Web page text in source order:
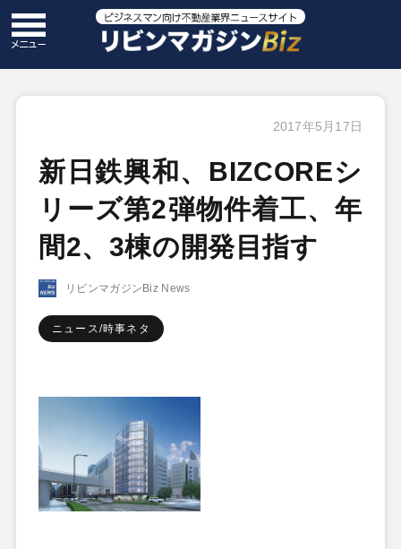
2017年5月17日
新日鉄興和、BIZCOREシ
リーズ第2弾物件着工、年
間2、3棟の開発目指す
リビンマガジンBiz News
ニュース/時事ネタ